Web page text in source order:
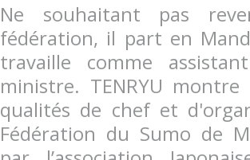
Ne souhaitant pas
fédération, il part en
travaille comme
ministre. TENRYU
qualités de chef et
Fédération du Sumo de